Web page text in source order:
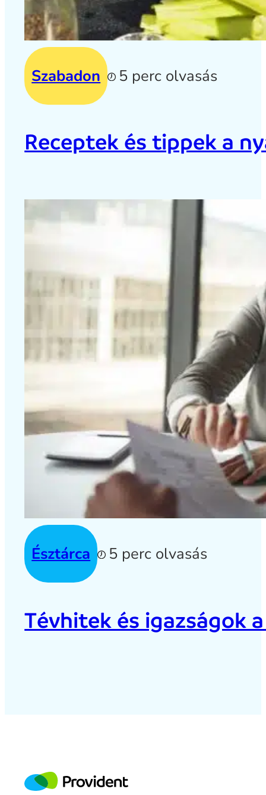
Szabadon 5 perc olvasás
Receptek és tippek a
Észtárca 5 perc olvasás
Tévhitek és igazságok